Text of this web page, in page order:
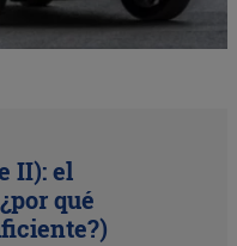
II): el
qué